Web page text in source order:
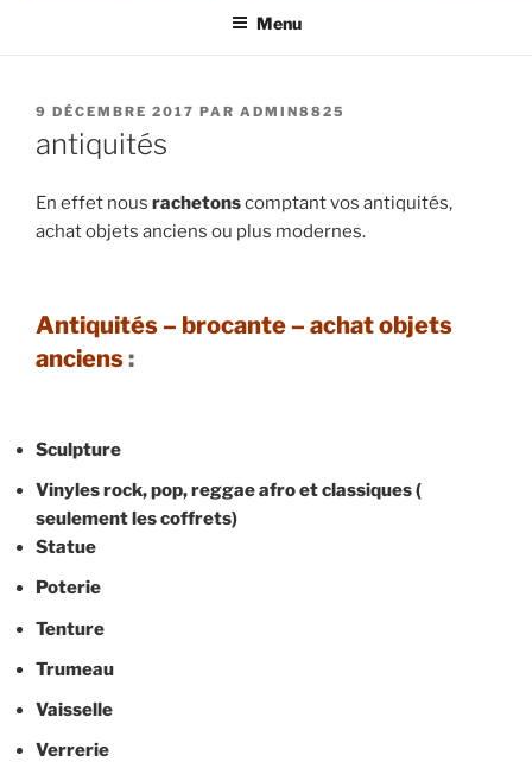
Menu
PUBLIÉ
9 DÉCEMBRE 2017 PAR ADMIN8825
antiquités
En effet nous rachetonscomptant vos antiquités,
achat objets anciens ou plus modernes.
Antiquités – brocante – achat objets
anciens:
Sculpture
Vinyles rock, pop, reggae afro et classiques (
seulement les coffrets)
Statue
Poterie
Tenture
Trumeau
Vaisselle
Verrerie